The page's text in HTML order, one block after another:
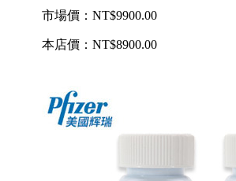
市場價： NT$9900.00
本店價： NT$8900.00